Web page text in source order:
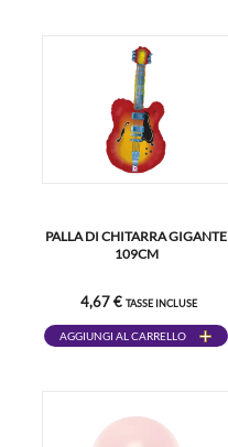
PALLA DI CHITARRA GIGANTE
109CM
4,67 € TASSE INCLUSE
AGGIUNGI AL CARRELLO